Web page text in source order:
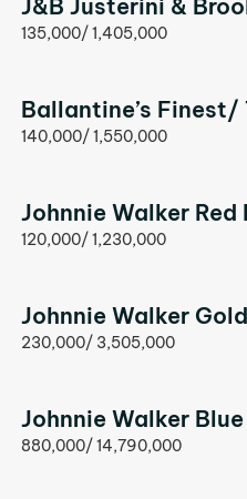
J&B Justerini &
135,000/ 1,405,000
Ballantine’s Finest/
140,000/ 1,550,000
Johnnie Walker
120,000/ 1,230,000
Johnnie Walker
230,000/ 3,505,000
Johnnie Walker
880,000/ 14,790,000